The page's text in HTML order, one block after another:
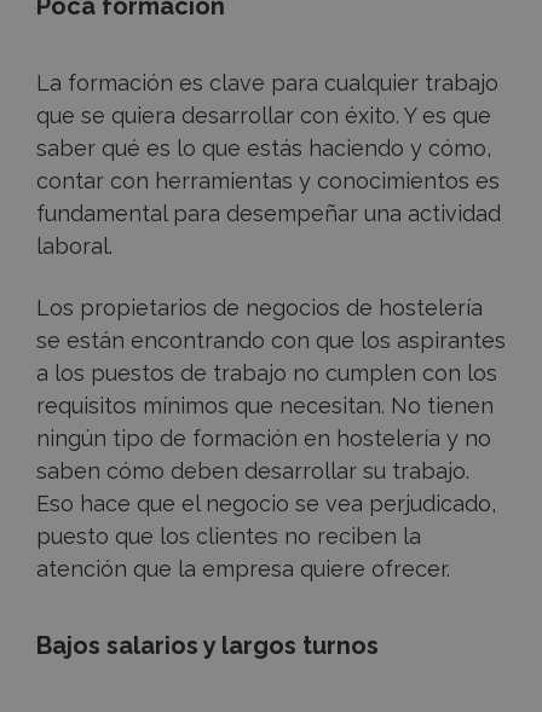
La formación es clave para cualquier trabajo
que se quiera desarrollar con éxito. Y es que
saber qué es lo que estás haciendo y cómo,
contar con herramientas y conocimientos es
fundamental para desempeñar una actividad
laboral.
Los propietarios de negocios de hostelería
se están encontrando con que los aspirantes
a los puestos de trabajo no cumplen con los
requisitos mínimos que necesitan. No tienen
ningún tipo de formación en hostelería y no
saben cómo deben desarrollar su trabajo.
Eso hace que el negocio se vea perjudicado,
puesto que los clientes no reciben la
atención que la empresa quiere ofrecer.
Bajos salarios y largos turnos